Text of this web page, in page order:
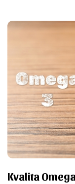
Kvalita